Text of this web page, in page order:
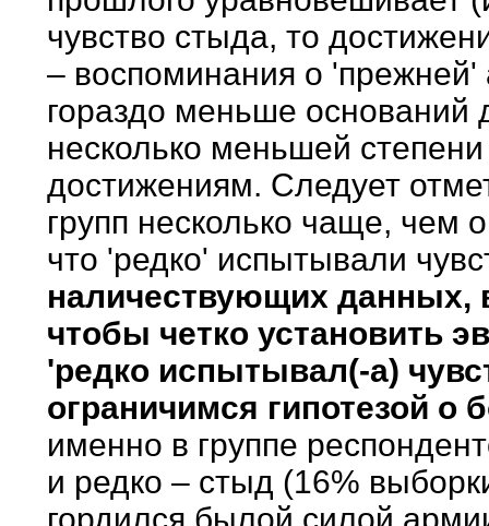
чувство стыда, то
– воспоминания о
гораздо меньше
несколько меньшей
достижениям. Следует
групп несколько чаще,
что 'редко' испытывали
наличествующих данных,
чтобы четко установить
'редко испытывал(-а)
ограничимся гипотезой о
именно в группе
и редко – стыд (16%
гордился былой силой